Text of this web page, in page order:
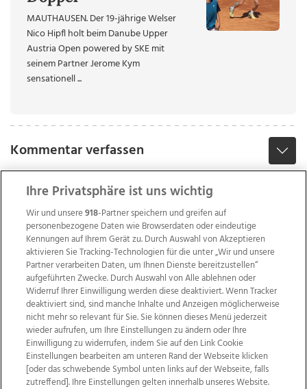
MAUTHAUSEN. Der 19-jährige Welser
Nico Hipfl holt beim Danube Upper
Austria Open powered by SKE mit
seinem Partner Jerome Kym
sensationell ...
Kommentar verfassen
Wir über uns Mediadaten Kontakt
Jobs
Datenschutz
Impressum AGB Anzeigekunden
Ihre Privatsphäre ist uns wichtig
Wir und unsere918-Partner speichern und greifen auf
personenbezogene Daten wie Browserdaten oder eindeutige
Kennungen auf Ihrem Gerät zu. Durch Auswahl von Akzeptieren
aktivieren Sie Tracking-Technologien für die unter „Wir und unsere
Partner verarbeiten Daten, um Ihnen Dienste bereitzustellen“
aufgeführten Zwecke. Durch Auswahl von Alle ablehnen oder
Widerruf Ihrer Einwilligung werden diese deaktiviert. Wenn Tracker
deaktiviert sind, sind manche Inhalte und Anzeigen möglicherweise
nicht mehr so relevant für Sie. Sie können dieses Menü jederzeit
wieder aufrufen, um Ihre Einstellungen zu ändern oder Ihre
Einwilligung zu widerrufen, indem Sie auf den Link Cookie
Einstellungen bearbeiten am unteren Rand der Webseite klicken
[oder das schwebende Symbol unten links auf der Webseite, falls
zutreffend]. Ihre Einstellungen gelten innerhalb unseres Website.